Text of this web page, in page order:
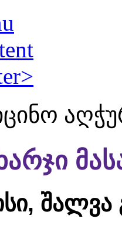
შალვა